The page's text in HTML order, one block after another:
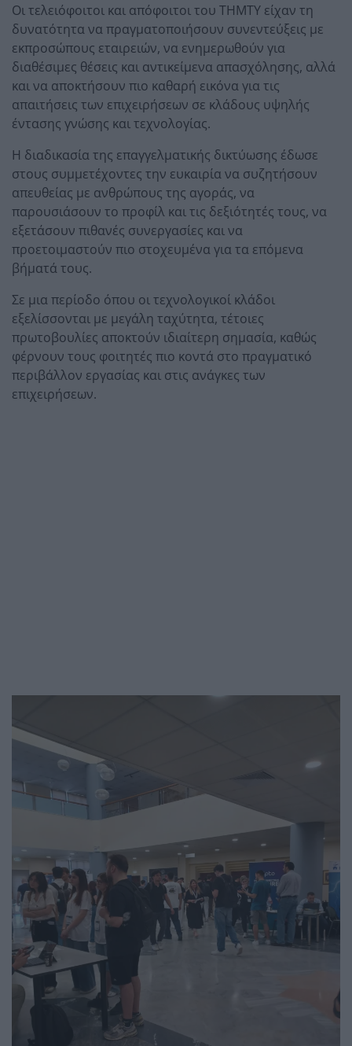
Οι τελειόφοιτοι και απόφοιτοι του ΤΗΜΤΥ είχαν τη
δυνατότητα να πραγματοποιήσουν συνεντεύξεις με
εκπροσώπους εταιρειών, να ενημερωθούν για
διαθέσιμες θέσεις και αντικείμενα απασχόλησης, αλλά
και να αποκτήσουν πιο καθαρή εικόνα για τις
απαιτήσεις των επιχειρήσεων σε κλάδους υψηλής
έντασης γνώσης και τεχνολογίας.
Η διαδικασία της επαγγελματικής δικτύωσης έδωσε
στους συμμετέχοντες την ευκαιρία να συζητήσουν
απευθείας με ανθρώπους της αγοράς, να
παρουσιάσουν το προφίλ και τις δεξιότητές τους, να
εξετάσουν πιθανές συνεργασίες και να
προετοιμαστούν πιο στοχευμένα για τα επόμενα
βήματά τους.
Σε μια περίοδο όπου οι τεχνολογικοί κλάδοι
εξελίσσονται με μεγάλη ταχύτητα, τέτοιες
πρωτοβουλίες αποκτούν ιδιαίτερη σημασία, καθώς
φέρνουν τους φοιτητές πιο κοντά στο πραγματικό
περιβάλλον εργασίας και στις ανάγκες των
επιχειρήσεων.